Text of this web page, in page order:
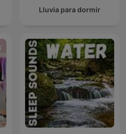
Lluvia para dormir